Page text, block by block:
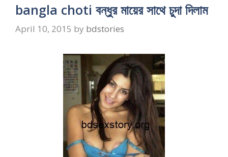
bangla choti বন্ধুর মায়ের সাথে চুদা দিলাম
April 10, 2015 by bdstories